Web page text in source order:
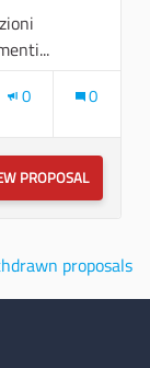
0 0
PROPOSAL
proposals